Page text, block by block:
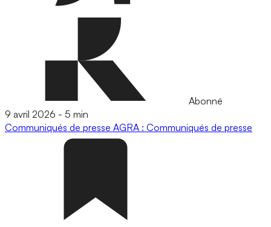
Abonné
9 avril 2026 - 5 min
Communiqués de presse AGRA : Communiqués de presse